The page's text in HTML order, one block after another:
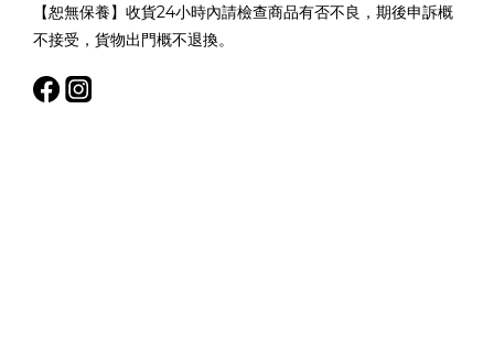
【恕無保養】收貨24小時內請檢查商品有否不良，期後申訴概
不接受，貨物出門概不退換。